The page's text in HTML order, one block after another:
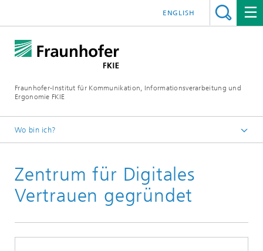
Fraunhofer-Institut für Kommunikation, Informationsverarbeitung und
Ergonomie FKIE
ENGLISH
Wo bin ich?
Newsroom
Zentrum für Digitales
Vertrauen gegründet